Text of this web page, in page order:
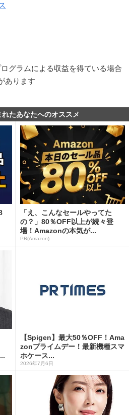
グラムによる収益を得ている場合
あります
たあなたへのオススメ
「え、こんなセールやってた
の？」80％OFF以上が続々登
場！Amazonの本気が...
PR(Amazon)
【Spigen】最大50％OFF！Ama
zonプライムデー！最新機種スマ
ホケース...
2026年7月6日